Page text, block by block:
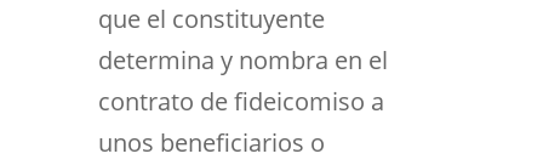
que el constituyente
determina y nombra en el
contrato de fideicomiso a
unos beneficiarios o